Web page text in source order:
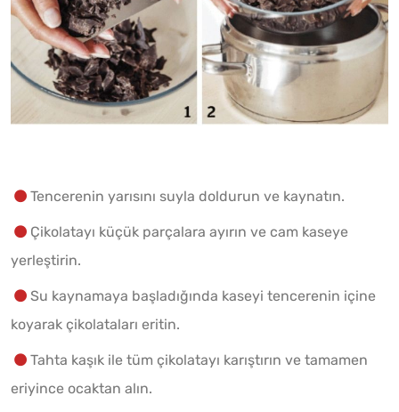
Tencerenin yarısını suyla doldurun ve kaynatın.
Çikolatayı küçük parçalara ayırın ve cam kaseye
yerleştirin.
Su kaynamaya başladığında kaseyi tencerenin içine
koyarak çikolataları eritin.
Tahta kaşık ile tüm çikolatayı karıştırın ve tamamen
eriyince ocaktan alın.